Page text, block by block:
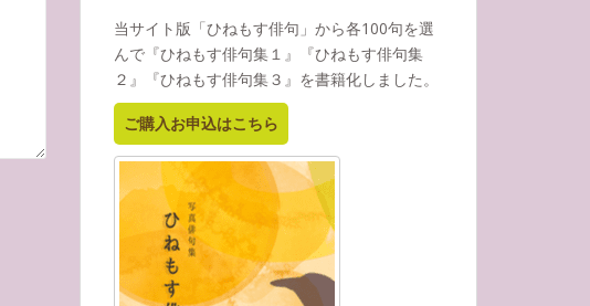
当サイト版「ひねもす俳句」から各100句を選
んで『ひねもす俳句集１』『ひねもす俳句集
２』『ひねもす俳句集３』を書籍化しました。
ご購入お申込はこちら